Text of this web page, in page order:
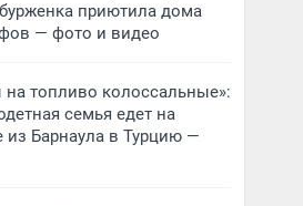
приютила дома
— фото и видео
на топливо колоссальные»:
семья едет на
из Барнаула в Турцию —